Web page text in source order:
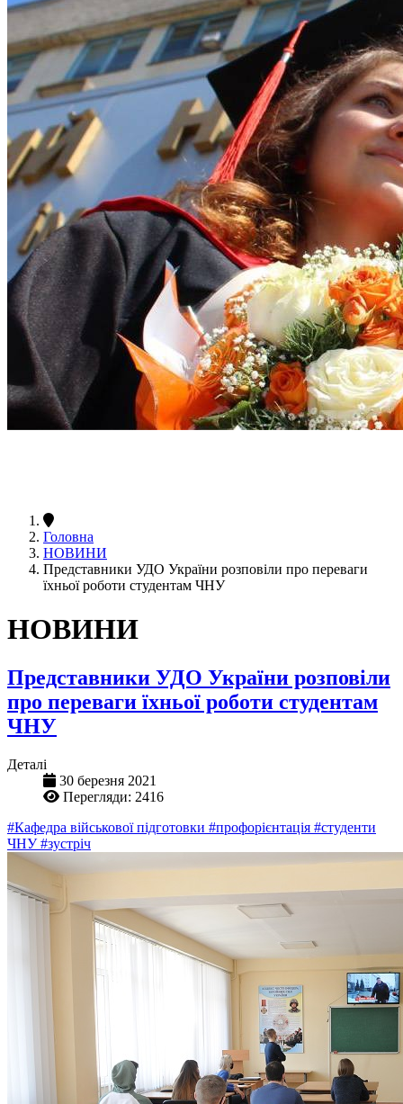
Головна
НОВИНИ
Представники УДО України розповіли про переваги
їхньої роботи студентам ЧНУ
НОВИНИ
Представники УДО України розповіли
про переваги їхньої роботи студентам
ЧНУ
Деталі
30 березня 2021
Перегляди: 2416
#Кафедра військової підготовки #профорієнтація #студенти
ЧНУ#зустріч